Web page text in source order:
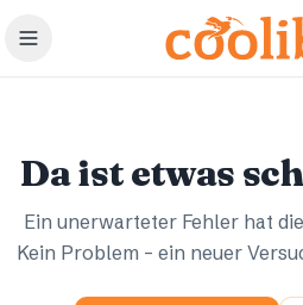
Zum Hauptinhalt springen
Da ist etwas
Ein unerwarteter Fehler hat
Kein Problem – ein neuer